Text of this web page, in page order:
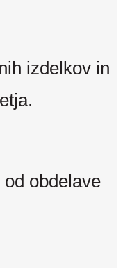
izdelkov in
od obdelave